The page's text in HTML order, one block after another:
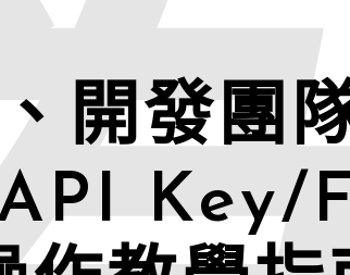
開發團
Key/